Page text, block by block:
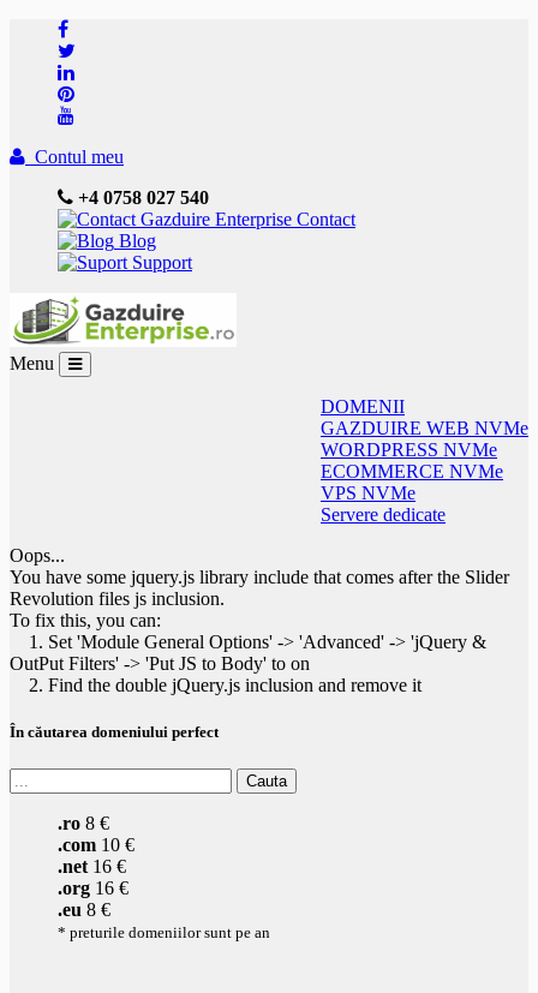
Contul meu
+4 0758 027 540
Contact
Blog
Support
Menu
DOMENII
GAZDUIRE WEB NVMe
WORDPRESS NVMe
ECOMMERCE NVMe
VPS NVMe
Servere dedicate
Oops...
You have some jquery.js library include that comes after the Slider
Revolution files js inclusion.
To fix this, you can:
1. Set 'Module General Options' -> 'Advanced' -> 'jQuery &
OutPut Filters' -> 'Put JS to Body' to on
2. Find the double jQuery.js inclusion and remove it
În căutarea domeniului perfect
.ro 8 €
.com 10 €
.net 16 €
.org 16 €
.eu 8 €
* preturile domeniilor sunt pe an